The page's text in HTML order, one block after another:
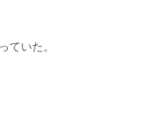
ていた。